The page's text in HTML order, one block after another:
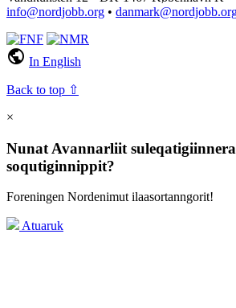
info@nordjobb.org •
public In English
Back to top ⇧
×
Nunat Avannarliit
soqutiginnippit?
Foreningen Nordenimut ilaasortanngorit!
Atuaruk